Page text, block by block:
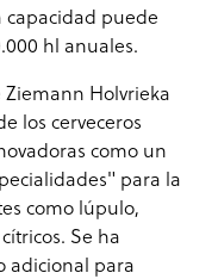
capacidad puede
hl anuales.
Ziemann Holvrieka
los cerveceros
como un
para la
como lúpulo,
Se ha
adicional para